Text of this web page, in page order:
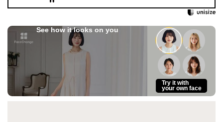
See how it looks on you
Try it with
your own face